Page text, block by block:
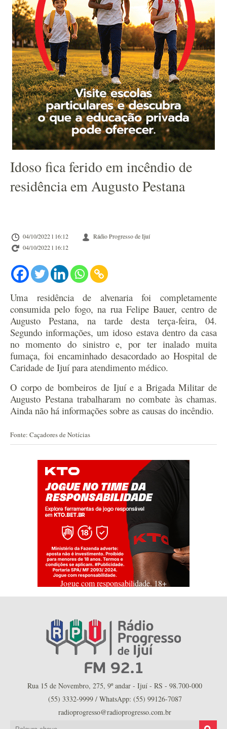
Idoso fica ferido em incêndio de
residência em Augusto Pestana
04/10/2022 l 16:12
Rádio Progresso de Ijuí
04/10/2022 l 16:12
Uma residência de alvenaria foi completamente
consumida pelo fogo, na rua Felipe Bauer, centro de
Augusto Pestana, na tarde desta terça-feira, 04.
Segundo informações, um idoso estava dentro da casa
no momento do sinistro e, por ter inalado muita
fumaça, foi encaminhado desacordado ao Hospital de
Caridade de Ijuí para atendimento médico.
O corpo de bombeiros de Ijuí e a Brigada Militar de
Augusto Pestana trabalharam no combate às chamas.
Ainda não há informações sobre as causas do incêndio.
Fonte: Caçadores de Notícias
Jogue com responsabilidade. 18+
Rua 15 de Novembro, 275, 9º andar - Ijuí - RS - 98.700-000
(55) 3332-9999 / WhatsApp: (55) 99126-7087
radioprogresso@radioprogresso.com.br